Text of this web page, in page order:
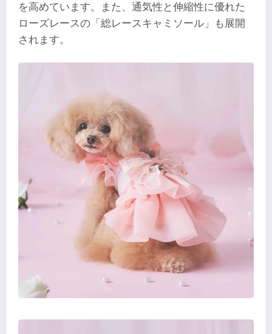
を高めています。また、通気性と伸縮性に優れた
ローズレースの「総レースキャミソール」も展開
されます。